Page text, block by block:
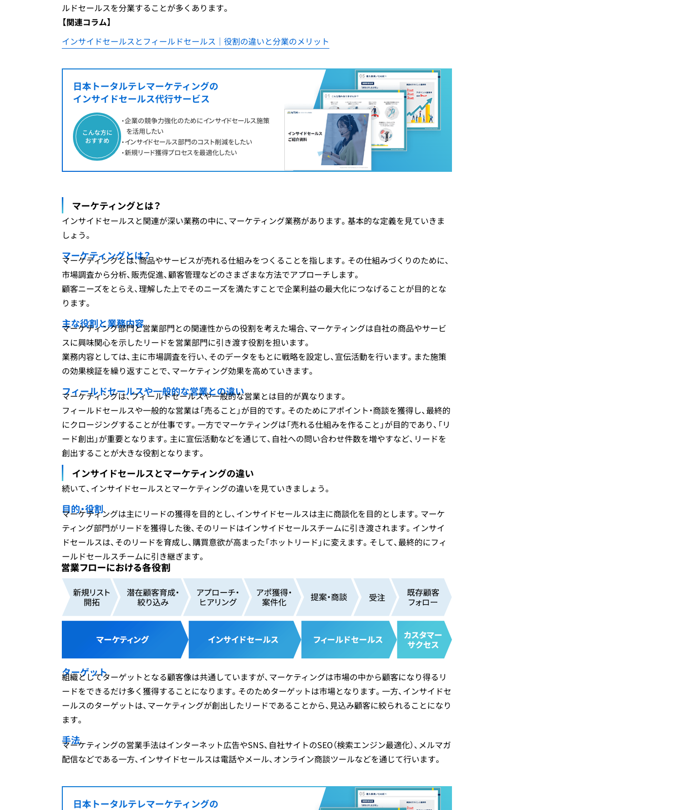
ルドセールスを分業することが多くあります。
【関連コラム】
インサイドセールスとフィールドセールス｜役割の違いと分業のメリット
日本トータルテレマーケティングの
インサイドセールス代行サービス
こんな方に
おすすめ
・企業の競争力強化のためにインサイドセールス施策
を活用したい
・インサイドセールス部門のコスト削減をしたい
・新規リード獲得プロセスを最適化したい
マーケティングとは？
インサイドセールスと関連が深い業務の中に、マーケティング業務があります。基本的な定義を見ていきま
しょう。
マーケティングとは？
マーケティングとは、商品やサービスが売れる仕組みをつくることを指します。その仕組みづくりのために、
市場調査から分析、販売促進、顧客管理などのさまざまな方法でアプローチします。
顧客ニーズをとらえ、理解した上でそのニーズを満たすことで企業利益の最大化につなげることが目的とな
ります。
主な役割と業務内容
マーケティング部門と営業部門との関連性からの役割を考えた場合、マーケティングは自社の商品やサービ
スに興味関心を示したリードを営業部門に引き渡す役割を担います。
業務内容としては、主に市場調査を行い、そのデータをもとに戦略を設定し、宣伝活動を行います。また施策
の効果検証を繰り返すことで、マーケティング効果を高めていきます。
フィールドセールスや一般的な営業との違い
マーケティングは、フィールドセールスや一般的な営業とは目的が異なります。
フィールドセールスや一般的な営業は「売ること」が目的です。そのためにアポイント・商談を獲得し、最終的
にクロージングすることが仕事です。一方でマーケティングは「売れる仕組みを作ること」が目的であり、「リ
ード創出」が重要となります。主に宣伝活動などを通じて、自社への問い合わせ件数を増やすなど、リードを
創出することが大きな役割となります。
インサイドセールスとマーケティングの違い
続いて、インサイドセールスとマーケティングの違いを見ていきましょう。
目的・役割
マーケティングは主にリードの獲得を目的とし、インサイドセールスは主に商談化を目的とします。マーケ
ティング部門がリードを獲得した後、そのリードはインサイドセールスチームに引き渡されます。インサイ
ドセールスは、そのリードを育成し、購買意欲が高まった「ホットリード」に変えます。そして、最終的にフィ
ールドセールスチームに引き継ぎます。
ターゲット
組織としてターゲットとなる顧客像は共通していますが、マーケティングは市場の中から顧客になり得るリ
ードをできるだけ多く獲得することになります。そのためターゲットは市場となります。一方、インサイドセ
ールスのターゲットは、マーケティングが創出したリードであることから、見込み顧客に絞られることになり
ます。
手法
マーケティングの営業手法はインターネット広告やSNS、自社サイトのSEO（検索エンジン最適化）、メルマガ
配信などである一方、インサイドセールスは電話やメール、オンライン商談ツールなどを通じて行います。
日本トータルテレマーケティングの